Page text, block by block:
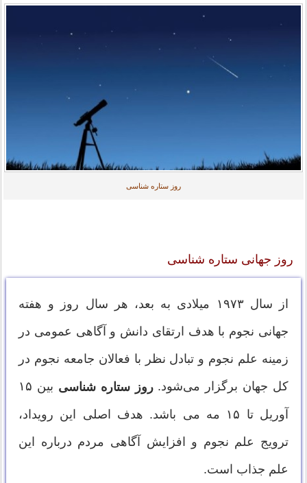
روز ستاره شناسی
روز جهانی ستاره شناسی
از سال ۱۹۷۳ میلادی به بعد، هر سال روز و هفته
جهانی نجوم با هدف ارتقای دانش و آگاهی عمومی در
زمینه علم نجوم و تبادل نظر با فعالان جامعه نجوم در
کل جهان برگزار می‌شود. روز ستاره شناسی بین ۱۵
آوریل تا ۱۵ مه می باشد. هدف اصلی این رویداد،
ترویج علم نجوم و افزایش آگاهی مردم درباره این
علم جذاب است.